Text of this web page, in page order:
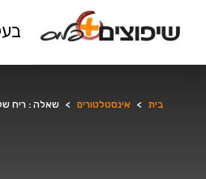
בית > אינסטלטורים > שאלה : ריח